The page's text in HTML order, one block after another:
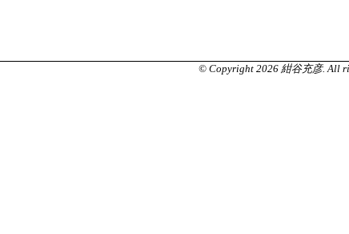
© Copyright 2026 紺谷充彦. All